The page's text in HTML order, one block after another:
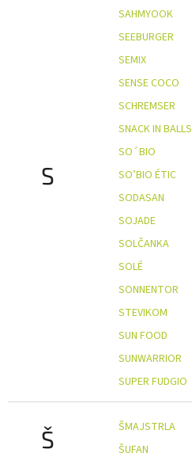
S
SAHMYOOK
SEEBURGER
SEMIX
SENSE COCO
SCHREMSER
SNACK IN BALLS
SO´BIO
SO’BIO ÉTIC
SODASAN
SOJADE
SOLČANKA
SOLÉ
SONNENTOR
STEVIKOM
SUN FOOD
SUNWARRIOR
SUPER FUDGIO
Š
ŠMAJSTRLA
ŠUFAN